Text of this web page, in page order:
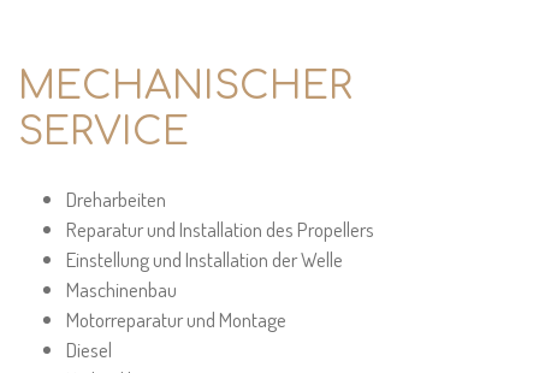
MECHANISCHER
SERVICE
Dreharbeiten
Reparatur und Installation des Propellers
Einstellung und Installation der Welle
Maschinenbau
Motorreparatur und Montage
Diesel